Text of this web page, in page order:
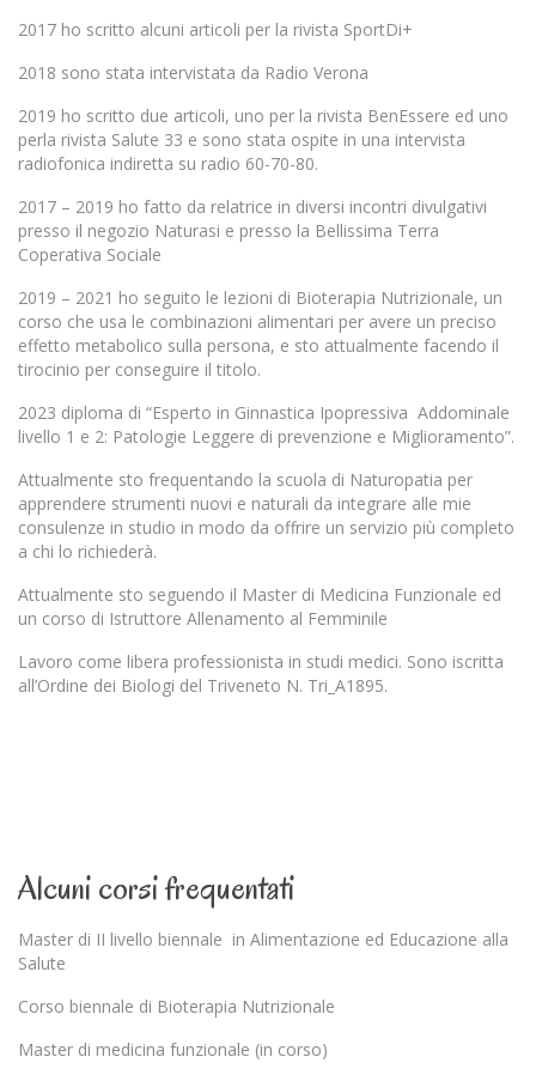
2017 ho scritto alcuni articoli per la rivista SportDi+
2018 sono stata intervistata da Radio Verona
2019 ho scritto due articoli, uno per la rivista BenEssere ed uno
perla rivista Salute 33 e sono stata ospite in una intervista
radiofonica indiretta su radio 60-70-80.
2017 – 2019 ho fatto da relatrice in diversi incontri divulgativi
presso il negozio Naturasi e presso la Bellissima Terra
Coperativa Sociale
2019 – 2021 ho seguito le lezioni di Bioterapia Nutrizionale, un
corso che usa le combinazioni alimentari per avere un preciso
effetto metabolico sulla persona, e sto attualmente facendo il
tirocinio per conseguire il titolo.
2023 diploma di “Esperto in Ginnastica Ipopressiva Addominale
livello 1 e 2: Patologie Leggere di prevenzione e Miglioramento”.
Attualmente sto frequentando la scuola di Naturopatia per
apprendere strumenti nuovi e naturali da integrare alle mie
consulenze in studio in modo da offrire un servizio più completo
a chi lo richiederà.
Attualmente sto seguendo il Master di Medicina Funzionale ed
un corso di Istruttore Allenamento al Femminile
Lavoro come libera professionista in studi medici. Sono iscritta
all’Ordine dei Biologi del Triveneto N. Tri_A1895.
Alcuni corsi frequentati
Master di II livello biennale in Alimentazione ed Educazione alla
Salute
Corso biennale di Bioterapia Nutrizionale
Master di medicina funzionale (in corso)